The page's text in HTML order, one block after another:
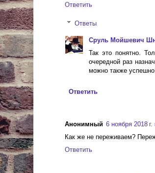
Ответить
Ответы
Сруль Мойшевич
Так это понятно.
очередной раз
можно также успешно
Ответить
Анонимный 6 ноября 2018
Как же не переживаем?
Ответить